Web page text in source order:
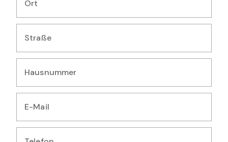
Ort
Geben Sie Ihren Wohnort ein
Straße
Geben Sie Ihre Straße ein
Hausnummer
Geben Sie Ihre Hausnummer ein
E-Mail
Geben Sie Ihre E-Mail-Adresse ein